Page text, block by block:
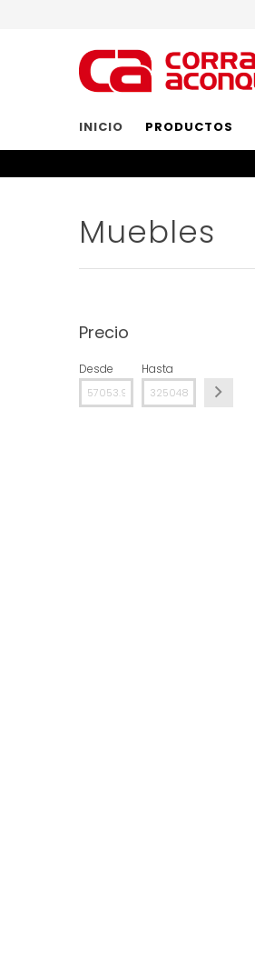
INICIO PRODUCTOS
Muebles
Precio
Desde Hasta